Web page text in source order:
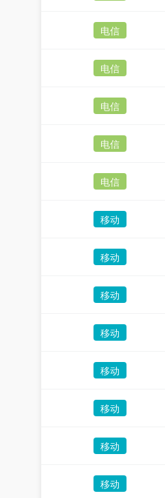
电信
电信
电信
电信
电信
移动
移动
移动
移动
移动
移动
移动
移动